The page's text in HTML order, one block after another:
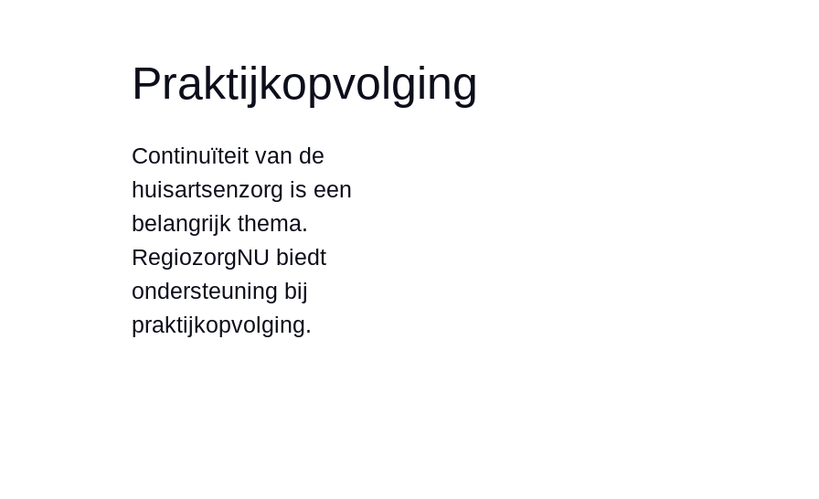
Praktijkopvolging
Continuïteit van de
huisartsenzorg is een
belangrijk thema.
RegiozorgNU biedt
ondersteuning bij
praktijkopvolging.